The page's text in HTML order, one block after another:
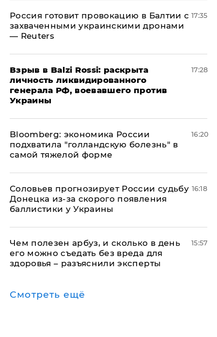
​Россия готовит провокацию в Балтии с
захваченными украинскими дронами
— Reuters
17:35
​Взрыв в Balzi Rossi: раскрыта
личность ликвидированного
генерала РФ, воевавшего против
Украины
17:28
Bloomberg: экономика России
подхватила "голландскую болезнь" в
самой тяжелой форме
16:20
Соловьев прогнозирует России судьбу
Донецка из-за скорого появления
баллистики у Украины
16:18
Чем полезен арбуз, и сколько в день
его можно съедать без вреда для
здоровья – разъяснили эксперты
15:57
Смотреть ещё